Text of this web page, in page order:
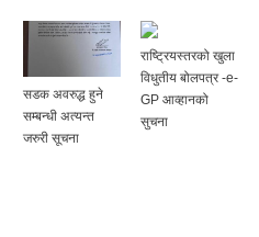
सडक अवरुद्ध हुने
सम्बन्धी अत्यन्त
जरुरी सूचना
राष्ट्रियस्तरको खुला
विधुतीय बोलपत्र -e-
GP आव्हानको
सुचना